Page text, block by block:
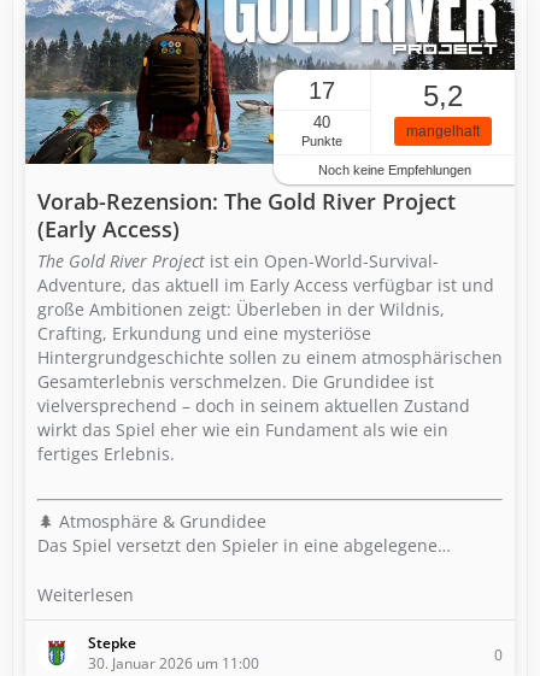
17
40
Punkte
5,2
mangelhaft
Noch keine Empfehlungen
Vorab-Rezension: The Gold River Project
(Early Access)
The Gold River Project ist ein Open-World-Survival-
Adventure, das aktuell im Early Access verfügbar ist und
große Ambitionen zeigt: Überleben in der Wildnis,
Crafting, Erkundung und eine mysteriöse
Hintergrundgeschichte sollen zu einem atmosphärischen
Gesamterlebnis verschmelzen. Die Grundidee ist
vielversprechend – doch in seinem aktuellen Zustand
wirkt das Spiel eher wie ein Fundament als wie ein
fertiges Erlebnis.
🌲 Atmosphäre & Grundidee
Das Spiel versetzt den Spieler in eine abgelegene…
Weiterlesen
Stepke
30. Januar 2026 um 11:00
0